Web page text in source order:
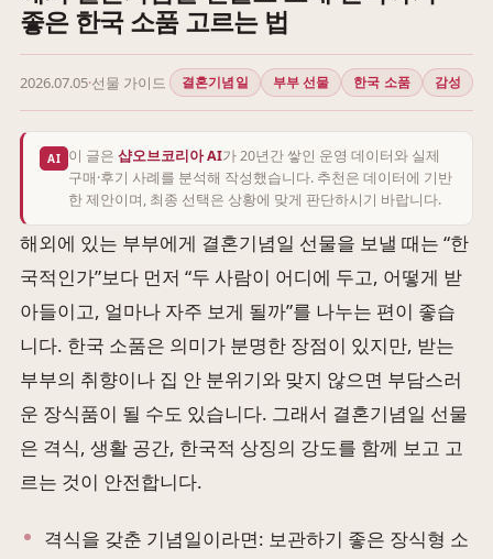
좋은 한국 소품 고르는 법
2026.07.05·선물 가이드 결혼기념일 부부 선물 한국 소품 감성
AI 이 글은샵오브코리아 AI가 20년간 쌓인 운영 데이터와 실제
구매·후기 사례를 분석해 작성했습니다. 추천은 데이터에 기반
한 제안이며, 최종 선택은 상황에 맞게 판단하시기 바랍니다.
해외에 있는 부부에게 결혼기념일 선물을 보낼 때는 “한
국적인가”보다 먼저 “두 사람이 어디에 두고, 어떻게 받
아들이고, 얼마나 자주 보게 될까”를 나누는 편이 좋습
니다. 한국 소품은 의미가 분명한 장점이 있지만, 받는
부부의 취향이나 집 안 분위기와 맞지 않으면 부담스러
운 장식품이 될 수도 있습니다. 그래서 결혼기념일 선물
은 격식, 생활 공간, 한국적 상징의 강도를 함께 보고 고
르는 것이 안전합니다.
격식을 갖춘 기념일이라면: 보관하기 좋은 장식형 소